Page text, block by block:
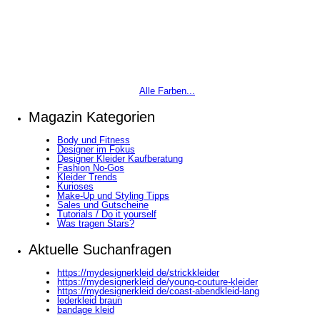
Alle Farben...
Magazin Kategorien
Body und Fitness
Designer im Fokus
Designer Kleider Kaufberatung
Fashion No-Gos
Kleider Trends
Kurioses
Make-Up und Styling Tipps
Sales und Gutscheine
Tutorials / Do it yourself
Was tragen Stars?
Aktuelle Suchanfragen
https://mydesignerkleid de/strickkleider
https://mydesignerkleid de/young-couture-kleider
https://mydesignerkleid de/coast-abendkleid-lang
lederkleid braun
bandage kleid